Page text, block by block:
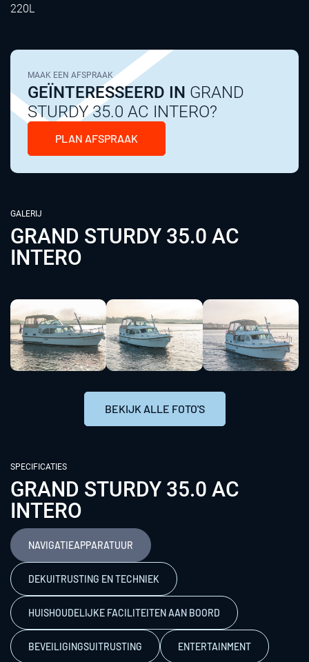
220L
MAAK EEN AFSPRAAK
GEÏNTERESSEERD IN GRAND
STURDY 35.0 AC INTERO?
PLAN AFSPRAAK
GALERIJ
GRAND STURDY 35.0 AC
INTERO
BEKIJK ALLE FOTO'S
SPECIFICATIES
GRAND STURDY 35.0 AC
INTERO
NAVIGATIEAPPARATUUR
DEKUITRUSTING EN TECHNIEK
HUISHOUDELIJKE FACILITEITEN AAN BOORD
BEVEILIGINGSUITRUSTING ENTERTAINMENT